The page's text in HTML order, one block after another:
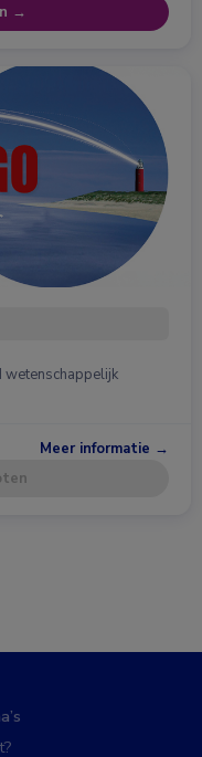
→
wetenschappelijk
Meer informatie →